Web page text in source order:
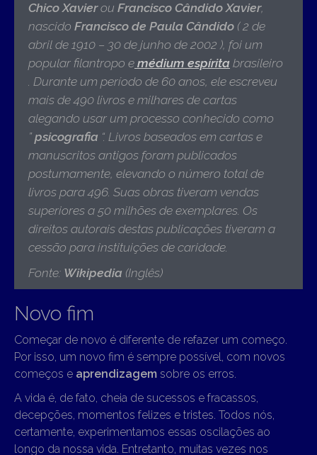
Chico Xavierou Francisco Cândido Xavier,
nascido Francisco de Paula Cândido ( 2 de
abril de 1910 – 30 de junho de 2002 ), foi um
popular filantropo e médium espírita brasileiro
. Durante um período de 60 anos, ele escreveu
mais de 490 livros e milhares de cartas
alegando usar um processo conhecido como
” psicografia “. Livros baseados em cartas e
manuscritos antigos foram publicados
postumamente, elevando o número total de
livros para 496. Suas obras tiveram vendas
superiores a 50 milhões de exemplares. Os
direitos autorais destas publicações tiveram a
cessão para instituições de caridade.
Fonte: Wikipedia (Inglês)
Novo fim
Começar de novo é diferente de refazer um começo.
Por isso, um novo fim é sempre possível, com novos
começos e aprendizagem sobre os erros.
A vida é, de fato, cheia de sucessos e fracassos,
decepções, momentos felizes e tristes. Todos nós,
certamente, experimentamos essas oscilações ao
longo da nossa vida. Entretanto, muitas vezes nos